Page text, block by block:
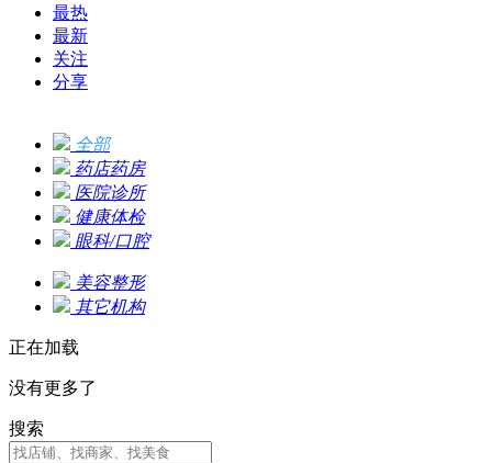
最热
最新
关注
分享
全部
药店药房
医院诊所
健康体检
眼科/口腔
美容整形
其它机构
正在加载
没有更多了
搜索